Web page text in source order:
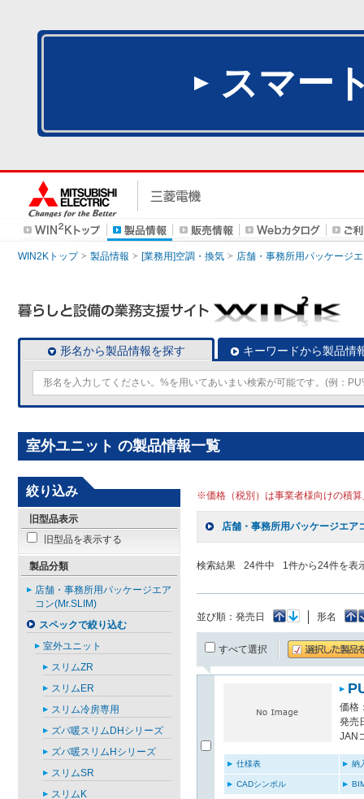
スマー
WIN2Kトップ 製品情報 [業務用]空調・換気 店舗・事務所用パッケージ
形名から製品情報を探す キーワードから製品情
室外ユニット の製品情報一覧
※価格（税別）は事業者様向けの積
店舗・事務所用パッケージエア
検索結果 24件中 1件から24件を表
並び順： 発売日 形名
すべて選択
価格
発売
JAN
仕様表 納
CADシンボル
絞り込み
旧型品表示
旧型品を表示する
製品分類
店舗・事務所用パッケージエア
コン(Mr.SLIM)
スペックで絞り込む
室外ユニット
スリムZR
スリムER
スリム冷房専用
ズバ暖スリムDHシリーズ
ズバ暖スリムHシリーズ
スリムSR
スリムK